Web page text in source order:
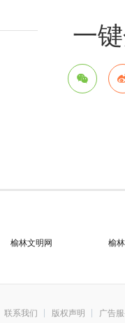
一
榆林文明网 榆
联系我们 版权声明 广告